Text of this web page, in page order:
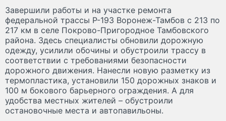
Завершили работы и на участке ремонта
федеральной трассы Р-193 Воронеж-Тамбов с 213 по
217 км в селе Покрово-Пригородное Тамбовского
района. Здесь специалисты обновили дорожную
одежду, усилили обочины и обустроили трассу в
соответствии с требованиями безопасности
дорожного движения. Нанесли новую разметку из
термопластика, установили 150 дорожных знаков и
100 м бокового барьерного ограждения. А для
удобства местных жителей – обустроили
остановочные места и автопавильоны.